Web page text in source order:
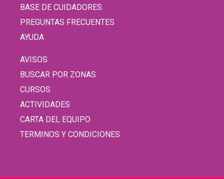
BASE DE CUIDADORES
PREGUNTAS FRECUENTES
AYUDA
AVISOS
BUSCAR POR ZONAS
CURSOS
ACTIVIDADES
CARTA DEL EQUIPO
TERMINOS Y CONDICIONES